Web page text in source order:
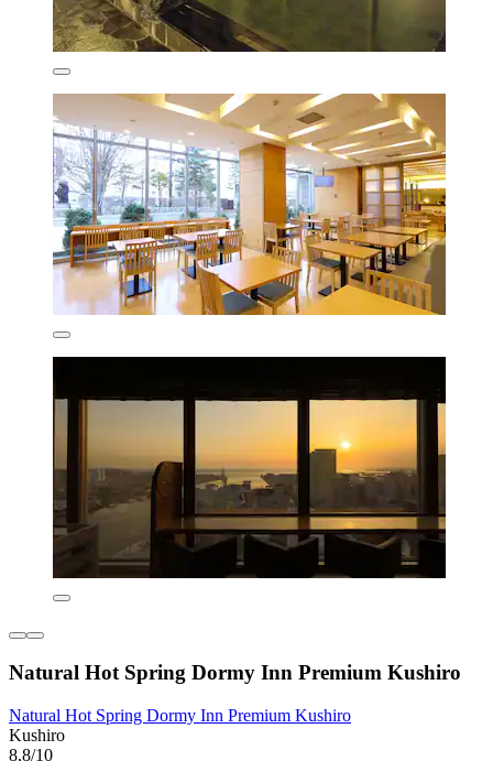
Natural Hot Spring Dormy Inn Premium Kushiro
Natural Hot Spring Dormy Inn Premium Kushiro
Kushiro
8,8/10